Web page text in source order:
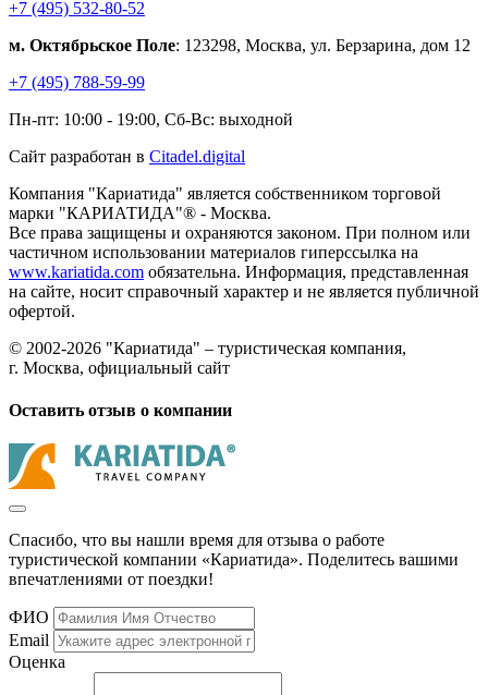
+7 (495) 532-80-52
м. Октябрьское Поле: 123298, Москва, ул. Берзарина, дом 12
+7 (495) 788-59-99
Пн-пт: 10:00 - 19:00, Сб-Вс: выходной
Сайт разработан в Citadel.digital
Компания "Кариатида" является собственником торговой
марки "КАРИАТИДА"® - Москва.
Все права защищены и охраняются законом. При полном или
частичном использовании материалов гиперссылка на
www.kariatida.com обязательна. Информация, представленная
на сайте, носит справочный характер и не является публичной
офертой.
© 2002-2026 "Кариатида" – туристическая компания,
г. Москва, официальный сайт
Оставить отзыв о компании
Спасибо, что вы нашли время для отзыва о работе
туристической компании «Кариатида». Поделитесь вашими
впечатлениями от поездки!
ФИО
Email
Оценка